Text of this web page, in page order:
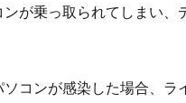
が乗っ取られてしまい
コンが感染した場合、